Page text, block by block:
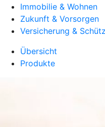
Immobilie & Wohnen
Zukunft & Vorsorgen
Versicherung &
Übersicht
Produkte